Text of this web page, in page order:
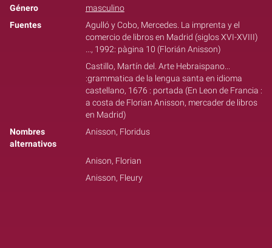
Género
masculino
Fuentes
Agulló y Cobo, Mercedes. La imprenta y el
comercio de libros en Madrid (siglos XVI-XVIII)
..., 1992: pàgina 10 (Florián Anisson)
Castillo, Martín del. Arte Hebraispano...
:grammatica de la lengua santa en idioma
castellano, 1676 : portada (En Leon de Francia :
a costa de Florian Anisson, mercader de libros
en Madrid)
Nombres
alternativos
Anisson, Floridus
Anison, Florian
Anisson, Fleury